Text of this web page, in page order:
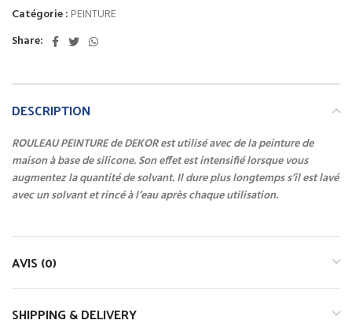
Catégorie : PEINTURE
Share:
DESCRIPTION
ROULEAU PEINTURE de DEKOR est utilisé avec de la peinture de
maison à base de silicone. Son effet est intensifié lorsque vous
augmentez la quantité de solvant. Il dure plus longtemps s’il est lavé
avec un solvant et rincé à l’eau après chaque utilisation.
AVIS (0)
SHIPPING & DELIVERY